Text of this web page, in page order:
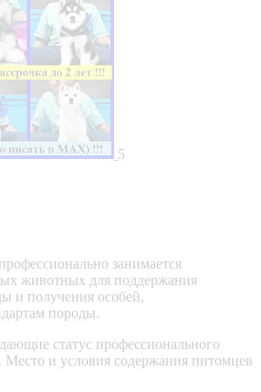
5
занимается
животных для поддержания
и получения особей,
породы.
статус профессионального
Место и условия содержания питомцев